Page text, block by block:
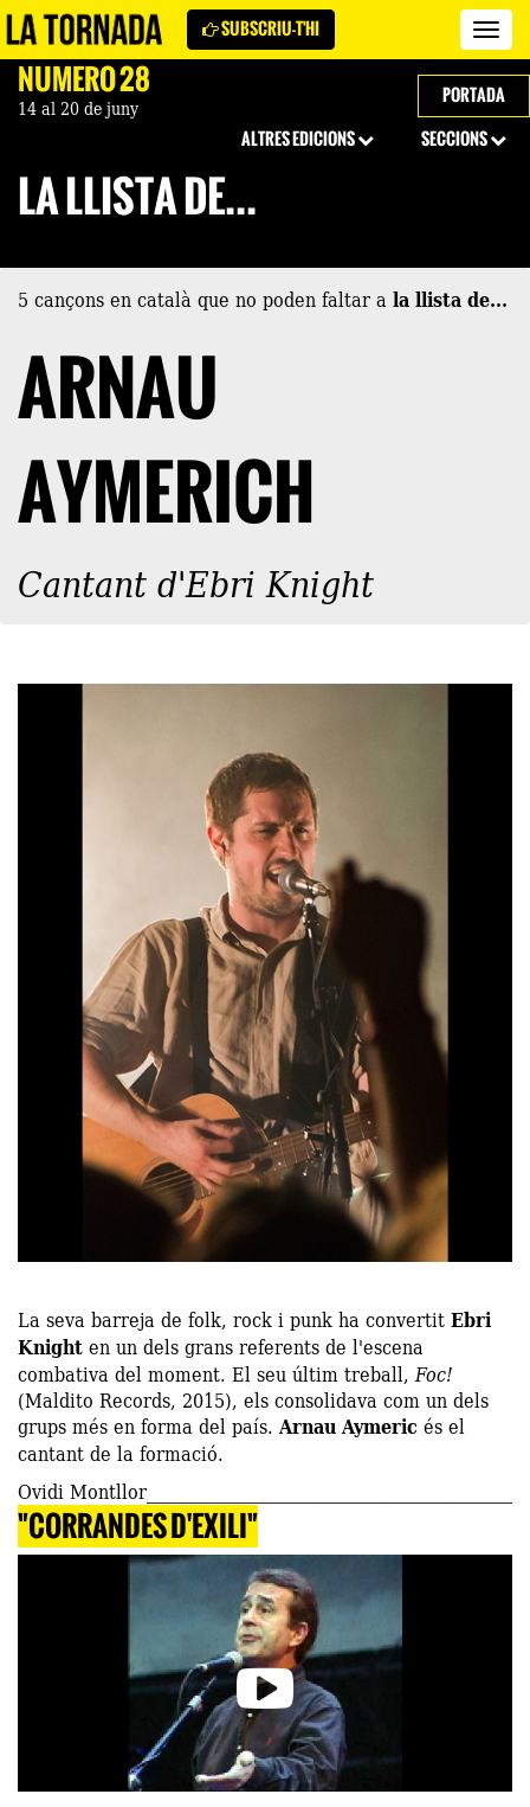
La
SUBSCRIU-T'HI
NÚMERO 28
14 al 20 de juny
PORTADA
SECCIONS
ALTRES EDICIONS
LA LLISTA DE...
5 cançons en català que no poden faltar ala llista de...
ARNAU
AYMERICH
Cantant d'Ebri Knight
La seva barreja de folk, rock i punk ha convertitEbri
Knighten un dels grans referents de l'escena
combativa del moment. El seu últim treball,Foc!
(Maldito Records, 2015), els consolidava com un dels
grups més en forma del país.Arnau Aymeric és el
cantant de la formació.
Ovidi Montllor
"CORRANDES D'EXILI"